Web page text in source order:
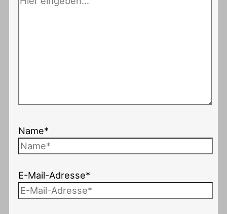
Name*
E-Mail-Adresse*